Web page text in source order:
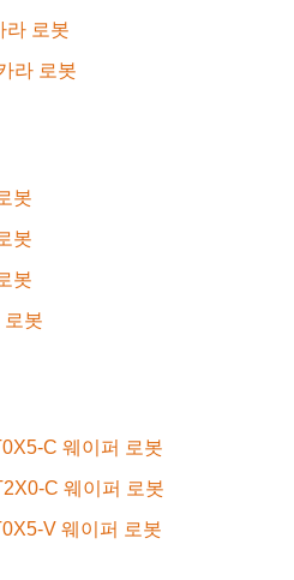
라 로봇
라 로봇
봇
봇
봇
로봇
C 웨이퍼 로봇
C 웨이퍼 로봇
V 웨이퍼 로봇